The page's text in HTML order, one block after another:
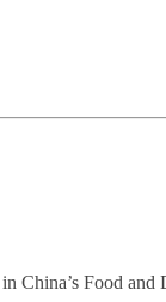
China’s Food and